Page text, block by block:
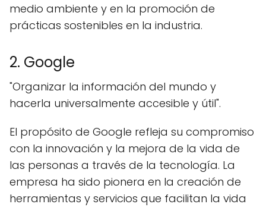
medio ambiente y en la promoción de
prácticas sostenibles en la industria.
2. Google
"Organizar la información del mundo y
hacerla universalmente accesible y útil".
El propósito de Google refleja su compromiso
con la innovación y la mejora de la vida de
las personas a través de la tecnología. La
empresa ha sido pionera en la creación de
herramientas y servicios que facilitan la vida